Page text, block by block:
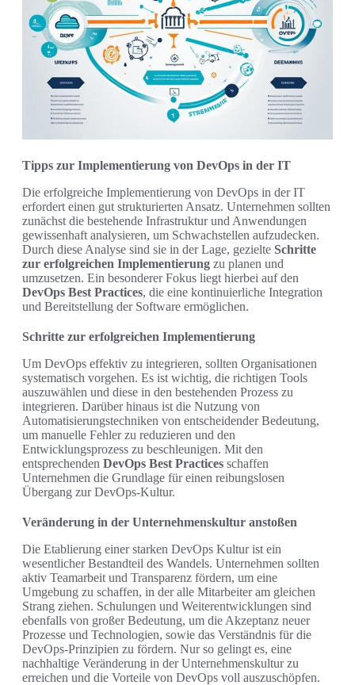
Tipps zur Implementierung von DevOps in der IT
Die erfolgreiche Implementierung von DevOps in der IT
erfordert einen gut strukturierten Ansatz. Unternehmen sollten
zunächst die bestehende Infrastruktur und Anwendungen
gewissenhaft analysieren, um Schwachstellen aufzudecken.
Durch diese Analyse sind sie in der Lage, gezielte Schritte
zur erfolgreichen Implementierung zu planen und
umzusetzen. Ein besonderer Fokus liegt hierbei auf den
DevOps Best Practices, die eine kontinuierliche Integration
und Bereitstellung der Software ermöglichen.
Schritte zur erfolgreichen Implementierung
Um DevOps effektiv zu integrieren, sollten Organisationen
systematisch vorgehen. Es ist wichtig, die richtigen Tools
auszuwählen und diese in den bestehenden Prozess zu
integrieren. Darüber hinaus ist die Nutzung von
Automatisierungstechniken von entscheidender Bedeutung,
um manuelle Fehler zu reduzieren und den
Entwicklungsprozess zu beschleunigen. Mit den
entsprechenden DevOps Best Practices schaffen
Unternehmen die Grundlage für einen reibungslosen
Übergang zur DevOps-Kultur.
Veränderung in der Unternehmenskultur anstoßen
Die Etablierung einer starken DevOps Kultur ist ein
wesentlicher Bestandteil des Wandels. Unternehmen sollten
aktiv Teamarbeit und Transparenz fördern, um eine
Umgebung zu schaffen, in der alle Mitarbeiter am gleichen
Strang ziehen. Schulungen und Weiterentwicklungen sind
ebenfalls von großer Bedeutung, um die Akzeptanz neuer
Prozesse und Technologien, sowie das Verständnis für die
DevOps-Prinzipien zu fördern. Nur so gelingt es, eine
nachhaltige Veränderung in der Unternehmenskultur zu
erreichen und die Vorteile von DevOps voll auszuschöpfen.